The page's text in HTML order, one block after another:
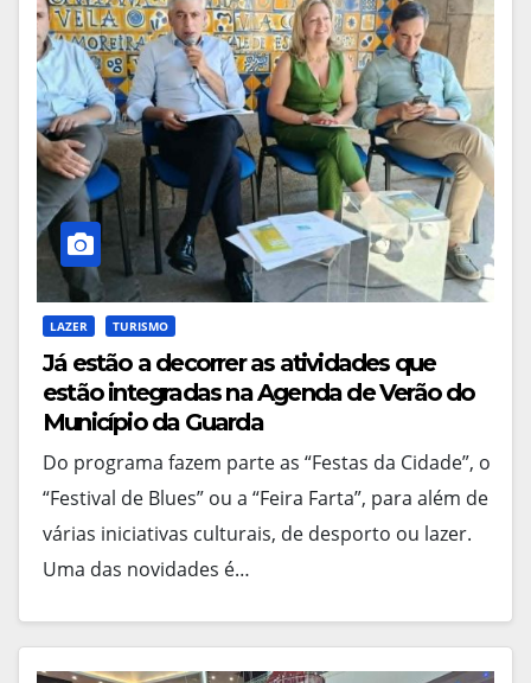
LAZER TURISMO
Já estão a decorrer as atividades que
estão integradas na Agenda de Verão do
Município da Guarda
Do programa fazem parte as “Festas da Cidade”, o
“Festival de Blues” ou a “Feira Farta”, para além de
várias iniciativas culturais, de desporto ou lazer.
Uma das novidades é…